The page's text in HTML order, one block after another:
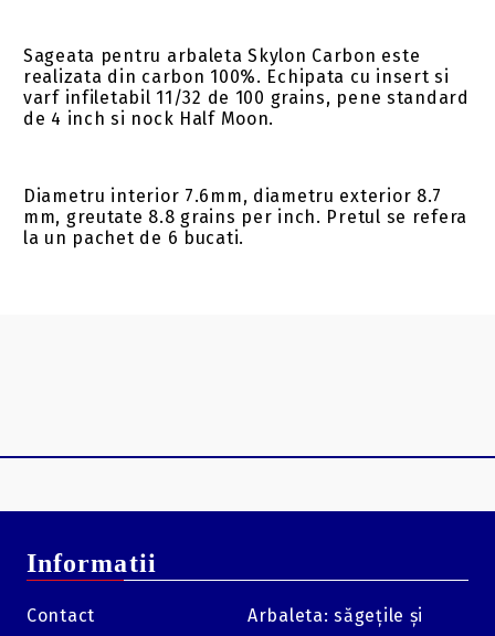
Sageata pentru arbaleta Skylon Carbon este
realizata din carbon 100%. Echipata cu insert si
varf infiletabil 11/32 de 100 grains, pene standard
de 4 inch si nock Half Moon.
Diametru interior 7.6mm, diametru exterior 8.7
mm, greutate 8.8 grains per inch. Pretul se refera
la un pachet de 6 bucati.
Informatii
Contact
Arbaleta: săgețile și